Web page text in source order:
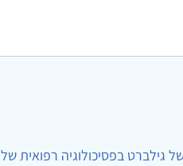
גילברט בפסיכולוגיה רפואית של